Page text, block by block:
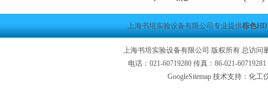
上海书培实验设备有限公司专业提供棕色
上海书培实验设备有限公司 版权所有 总访问
电话：021-60719280 传真：86-021-
GoogleSitemap 技术支持：化工